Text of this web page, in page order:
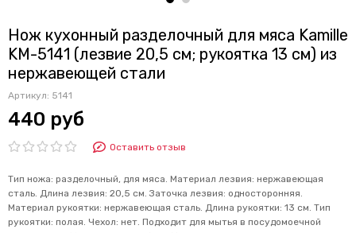
Нож кухонный разделочный для мяса Kamille
KM-5141 (лезвие 20,5 см; рукоятка 13 см) из
нержавеющей стали
Артикул: 5141
440 руб
Оставить отзыв
Тип ножа: разделочный, для мяса. Материал лезвия: нержавеющая
сталь. Длина лезвия: 20,5 см. Заточка лезвия: односторонняя.
Материал рукоятки: нержавеющая сталь. Длина рукоятки: 13 см. Тип
рукоятки: полая. Чехол: нет. Подходит для мытья в посудомоечной